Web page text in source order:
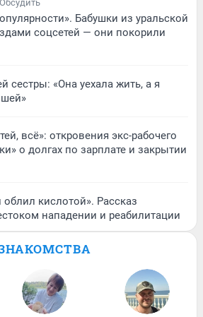
Обсудить
Бабушки из уральской
соцсетей — они покорили
сестры: «Она уехала жить, а я
всё»: откровения экс-рабочего
о долгах по зарплате и закрытии
облил кислотой». Рассказ
нападении и реабилитации